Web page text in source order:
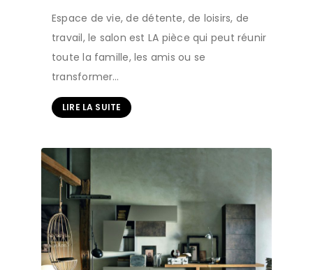
Espace de vie, de détente, de loisirs, de
travail, le salon est LA pièce qui peut réunir
toute la famille, les amis ou se
transformer…
LIRE LA SUITE